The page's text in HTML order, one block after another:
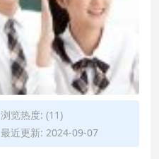
浏览热度: (11)
最近更新: 2024-09-07